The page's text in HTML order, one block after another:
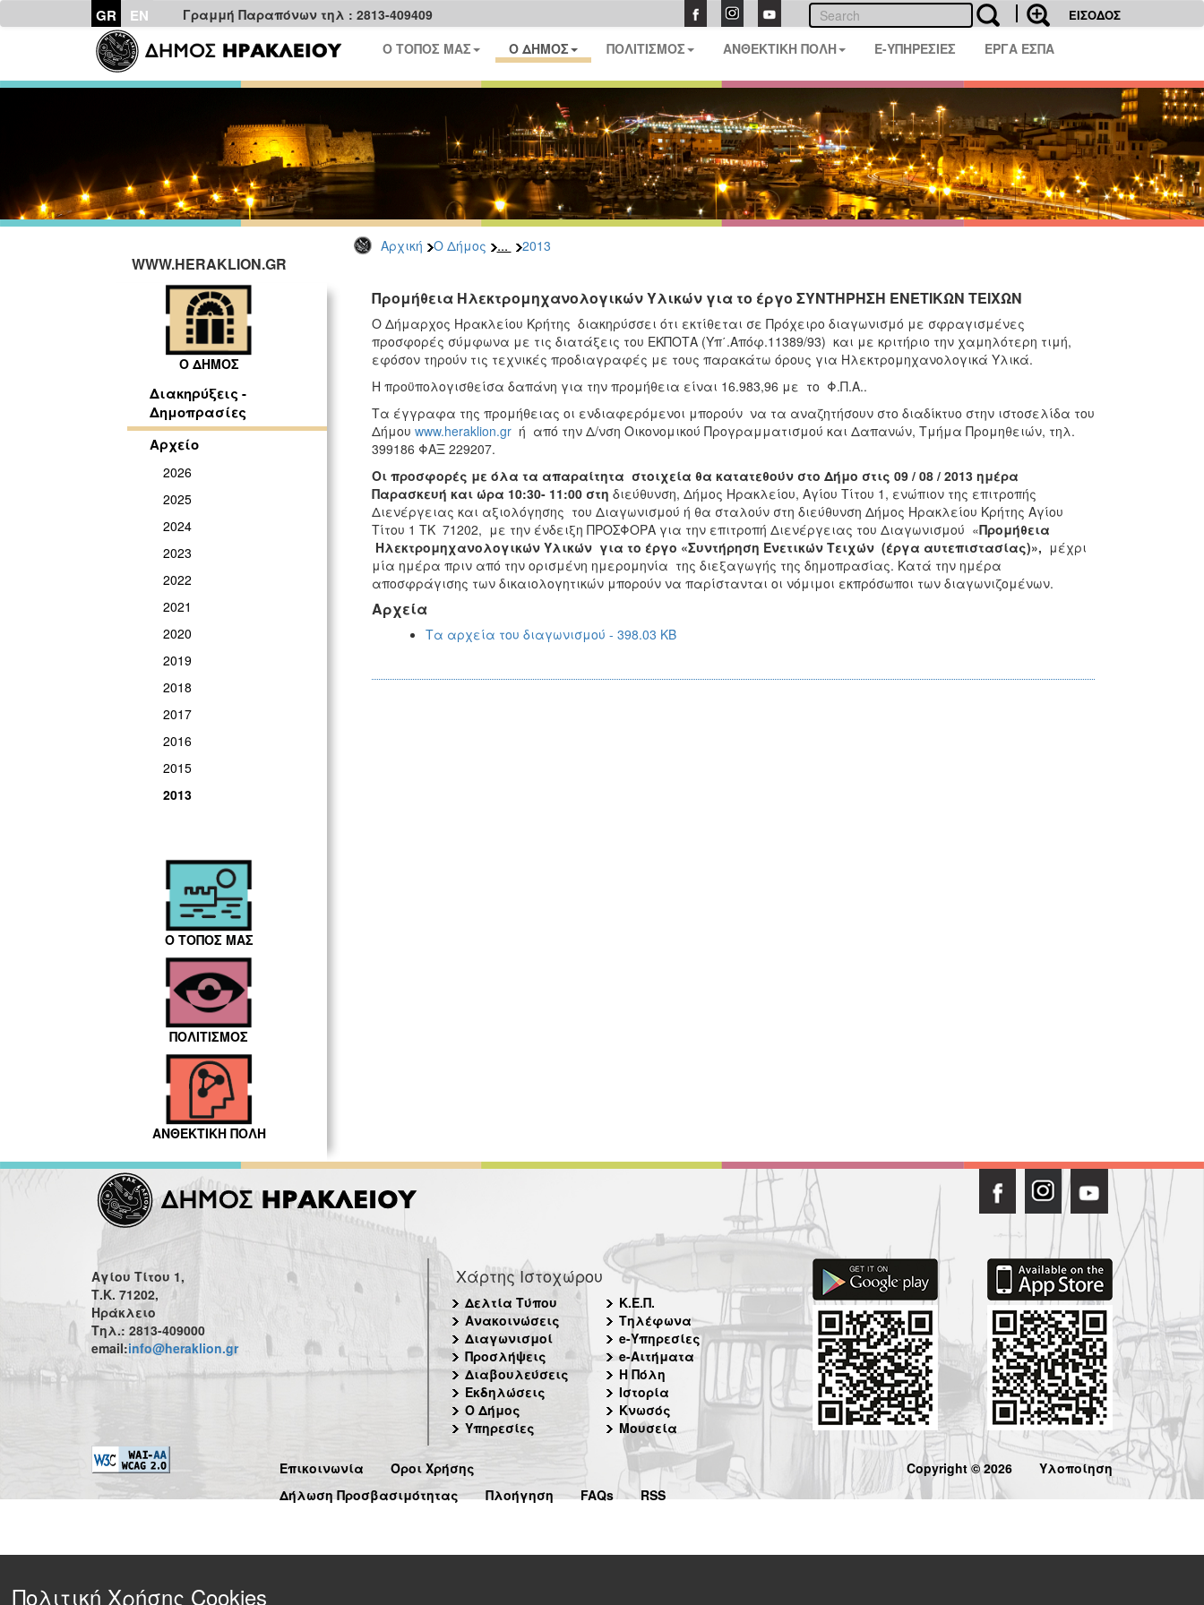
GR EN Γραμμή Παραπόνων τηλ : 2813-409409 ΕΙΣΟΔΟΣ
Ο ΤΟΠΟΣ ΜΑΣ Ο ΔΗΜΟΣ ΠΟΛΙΤΙΣΜΟΣ ΑΝΘΕΚΤΙΚΗ ΠΟΛΗ E-ΥΠΗΡΕΣΙΕΣ ΕΡΓΑ ΕΣΠΑ
Αρχική Ο Δήμος ... 2013
WWW.HERAKLION.GR
Ο ΔΗΜΟΣ
Διακηρύξεις -
Δημοπρασίες
Αρχείο
2026
2025
2024
2023
2022
2021
2020
2019
2018
2017
2016
2015
2013
Ο ΤΟΠΟΣ ΜΑΣ
ΠΟΛΙΤΙΣΜΟΣ
ΑΝΘΕΚΤΙΚΗ ΠΟΛΗ
Προμήθεια Ηλεκτρομηχανολογικών Υλικών για το έργο ΣΥΝΤΗΡΗΣΗ ΕΝΕΤΙΚΩΝ ΤΕΙΧΩΝ
Ο Δήμαρχος Ηρακλείου Κρήτης διακηρύσσει ότι εκτίθεται σε Πρόχειρο διαγωνισμό με σφραγισμένες
προσφορές σύμφωνα με τις διατάξεις του ΕΚΠΟΤΑ (Υπ΄.Απόφ.11389/93) και με κριτήριο την χαμηλότερη τιμή,
εφόσον τηρούν τις τεχνικές προδιαγραφές με τους παρακάτω όρους για Ηλεκτρομηχανολογικά Υλικά.
Η προϋπολογισθείσα δαπάνη για την προμήθεια είναι 16.983,96 με το Φ.Π.Α..
Τα έγγραφα της προμήθειας οι ενδιαφερόμενοι μπορούν να τα αναζητήσουν στο διαδίκτυο στην ιστοσελίδα του
Δήμου www.heraklion.grή από την Δ/νση Οικονομικού Προγραμματισμού και Δαπανών, Τμήμα Προμηθειών, τηλ.
399186 ΦΑΞ 229207.
Οι προσφορές με όλα τα απαραίτητα στοιχεία θα κατατεθούν στο Δήμο στις 09 / 08 / 2013 ημέρα
Παρασκευή και ώρα 10:30- 11:00 στη διεύθυνση, Δήμος Ηρακλείου, Αγίου Τίτου 1, ενώπιον της επιτροπής
Διενέργειας και αξιολόγησης του Διαγωνισμού ή θα σταλούν στη διεύθυνση Δήμος Ηρακλείου Κρήτης Αγίου
Τίτου 1 ΤΚ 71202, με την ένδειξη ΠΡΟΣΦΟΡΑ για την επιτροπή Διενέργειας του Διαγωνισμού «Προμήθεια
Ηλεκτρομηχανολογικών Υλικών για το έργο «Συντήρηση Ενετικών Τειχών (έργα αυτεπιστασίας)», μέχρι
μία ημέρα πριν από την ορισμένη ημερομηνία της διεξαγωγής της δημοπρασίας. Κατά την ημέρα
αποσφράγισης των δικαιολογητικών μπορούν να παρίστανται οι νόμιμοι εκπρόσωποι των διαγωνιζομένων.
Αρχεία
Τα αρχεία του διαγωνισμού - 398.03 KB
Αγίου Τίτου 1,
Τ.Κ. 71202,
Ηράκλειο
Τηλ.: 2813-409000
email:info@heraklion.gr
Χάρτης Ιστοχώρου
Δελτία Τύπου
Ανακοινώσεις
Διαγωνισμοί
Προσλήψεις
Διαβουλεύσεις
Εκδηλώσεις
Ο Δήμος
Υπηρεσίες
Κ.Ε.Π.
Τηλέφωνα
e-Υπηρεσίες
e-Αιτήματα
Η Πόλη
Ιστορία
Κνωσός
Μουσεία
Επικοινωνία
Όροι Χρήσης
Δήλωση Προσβασιμότητας
Πλοήγηση FAQs RSS
Copyright © 2026 Υλοποίηση
Πολιτική Χρήσης Cookies